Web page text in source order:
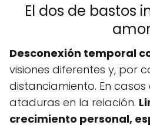
El dos de bastos
Desconexión temporal
visiones diferentes y, por
distanciamiento. En
ataduras en la relación.
crecimiento personal,